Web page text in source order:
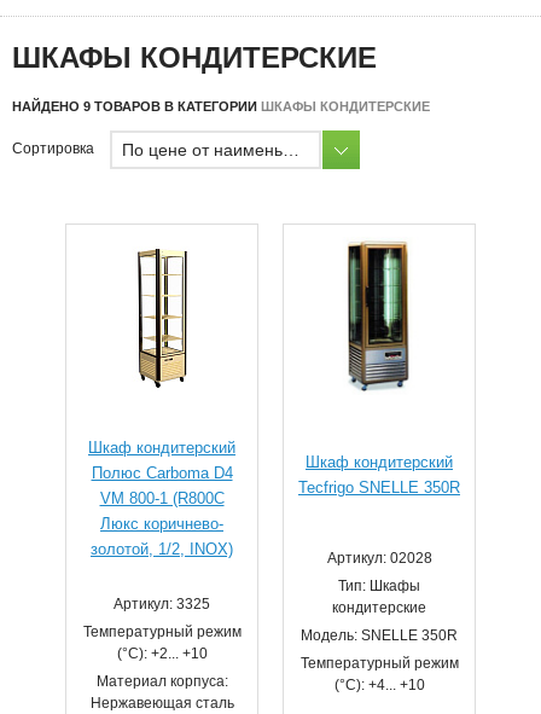
ШКАФЫ КОНДИТЕРСКИЕ
НАЙДЕНО 9 ТОВАРОВ В КАТЕГОРИИ ШКАФЫ КОНДИТЕРСКИЕ
Сортировка
Шкаф кондитерский
Полюс Carboma D4
VM 800-1 (R800C
Люкс коричнево-
золотой, 1/2, INOX)
Артикул: 3325
Температурный режим
(°С): +2... +10
Материал корпуса:
Нержавеющая сталь
Шкаф кондитерский
Tecfrigo SNELLE 350R
Артикул: 02028
Тип: Шкафы
кондитерские
Модель: SNELLE 350R
Температурный режим
(°С): +4... +10